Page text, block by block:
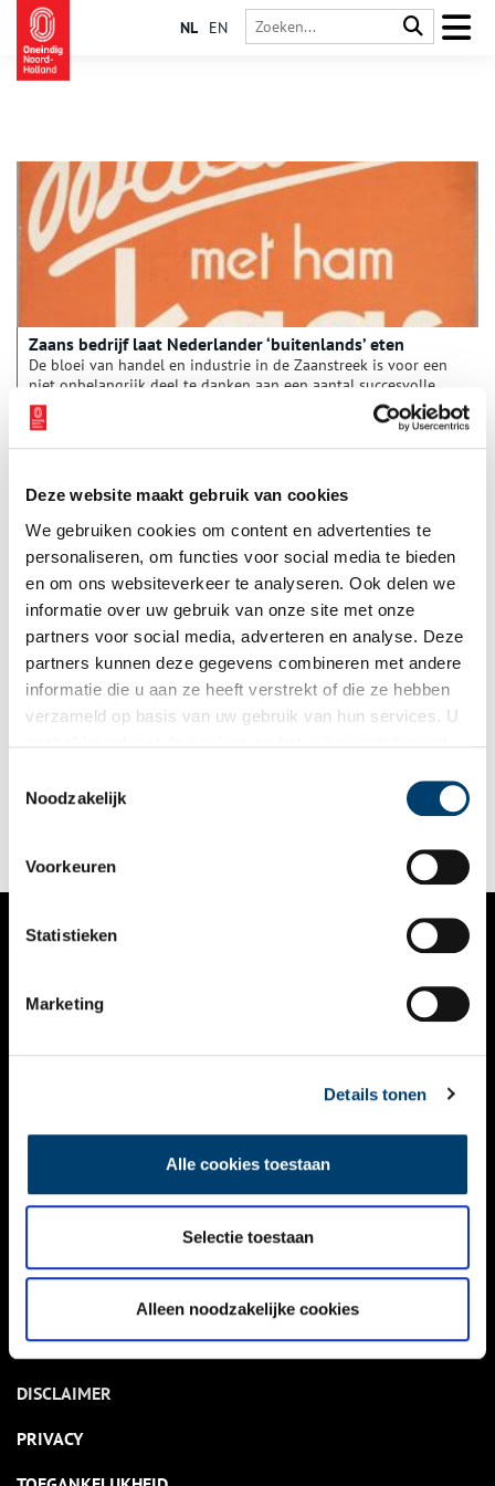
Deze website maakt gebruik van cookies
We gebruiken cookies om content en advertenties te
personaliseren, om functies voor social media te bieden
en om ons websiteverkeer te analyseren. Ook delen we
informatie over uw gebruik van onze site met onze
partners voor social media, adverteren en analyse. Deze
partners kunnen deze gegevens combineren met andere
informatie die u aan ze heeft verstrekt of die ze hebben
verzameld op basis van uw gebruik van hun services. U
Noodzakelijk
Voorkeuren
Statistieken
Marketing
Details tonen
Alle cookies toestaan
Selectie toestaan
Alleen noodzakelijke cookies
NL EN
Zaans bedrijf laat Nederlander ‘buitenlands’ eten
De bloei van handel en industrie in de Zaanstreek is voor een
niet onbelangrijk deel te danken aan een aantal succesvolle
doopsgezinde koop- en ambachtsfamilies. Het bekende
ondernemersgeslacht Honig was één van hen. De familie was
op meerdere fronten actief, maar is vooral bekend geworden
Forbo Flooring: Schotse uitvinding wordt door ‘de Lum’
geperfectioneerd
Aan het eind van de negentiende eeuw loopt de vraag naar
gevaar voor het voortbestaan van de rolrederij voor zeildoek
en de lijnoliemolen van de familie Kaars Sijpestein. Een
familieonderneming. Honderdzestien jaar later verlaten nog
dagelijks enorme rollen linoleum de Forbo Flooring fabriek in
NIEUWS
KALENDER
ACTIVITEITEN
NIEUWSBRIEF
DISCLAIMER
PRIVACY